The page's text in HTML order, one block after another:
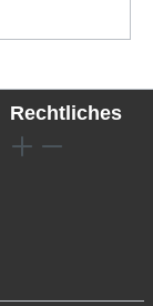
Rechtliches